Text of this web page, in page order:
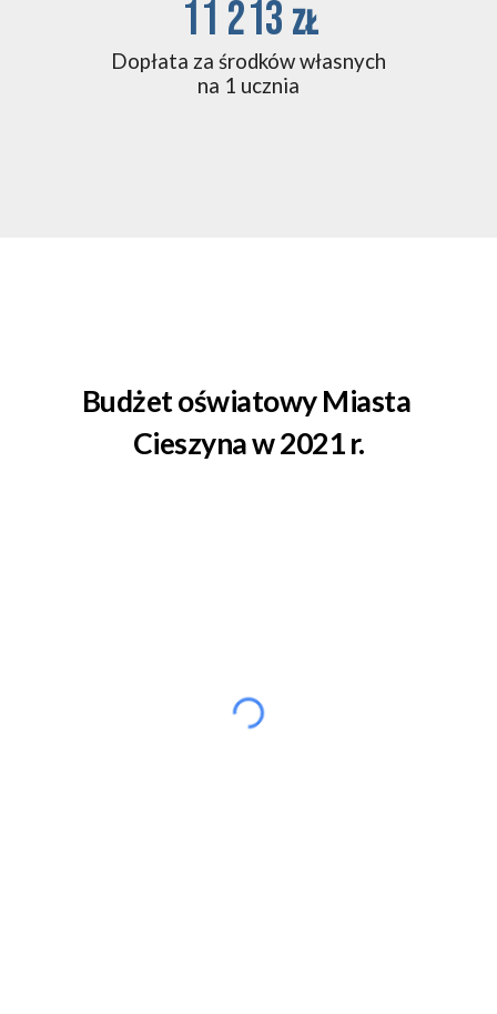
11 213 zł
Dopłata za środków własnych
na 1 ucznia
Budżet oświatowy Miasta
Cieszyna w 2021 r.